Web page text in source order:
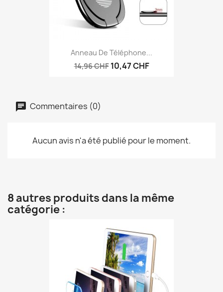
Anneau De Téléphone...
14,96 CHF 10,47 CHF
Commentaires (0)
Aucun avis n'a été publié pour le moment.
8 autres produits dans la même
catégorie :